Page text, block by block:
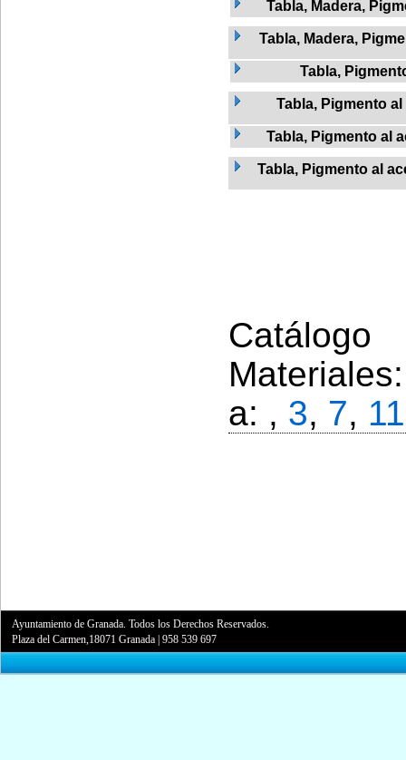
Tabla, Madera,
Tabla, Madera,
Tabla,
Tabla, Pigmento al
Tabla, Pigmento al
Tabla, Pigmento al
a: , 3, 7, 11
Ayuntamiento de Granada. Todos los Derechos Reservados.
Plaza del Carmen,18071 Granada |958 539 697